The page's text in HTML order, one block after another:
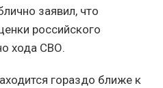
заявил, что
российского
хода СВО.
гораздо ближе к